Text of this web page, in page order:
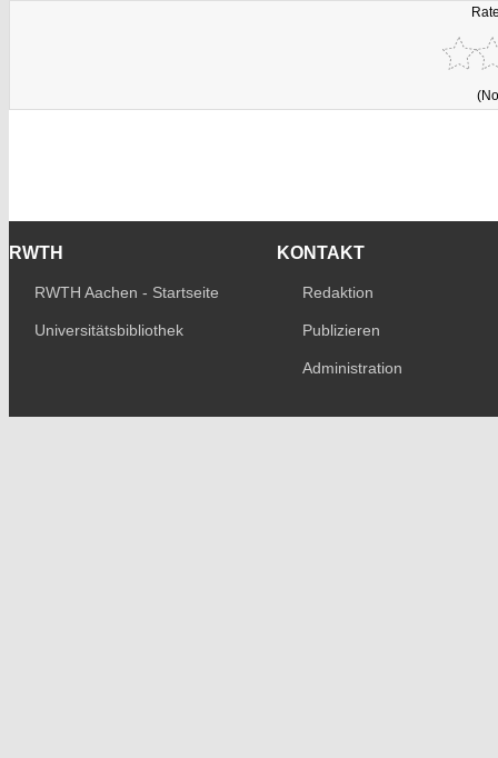
RWTH
RWTH Aachen - Startseite
Universitätsbibliothek
KONTAKT
Redaktion
Publizieren
Administration